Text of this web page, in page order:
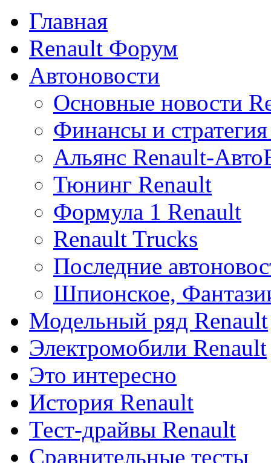
Главная
Renault Форум
Автоновости
Основные новости
Финансы и
Альянс Renault-
Тюнинг Renault
Формула 1 Renault
Renault Trucks
Последние
Шпионское,
Модельный ряд Renault
Электромобили Renault
Это интересно
История Renault
Тест-драйвы Renault
Сравнительные тесты